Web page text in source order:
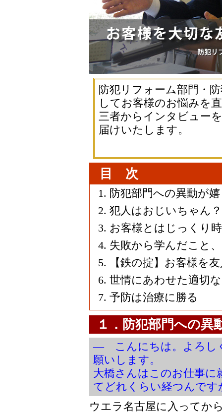
防犯リフォーム部門・
してお客様のお悩みを
三者からインタビュー
届けいたします。
目 次
防犯部門への異動が
犯人はおじいちゃん
お客様とはじっくり
失敗から学んだこと
【鉄の掟】お客様を
世情にあわせた適切
予防は治療に勝る
１．防犯部門への異
― こんにちは。よろし
願いします。
大橋さんはこのお仕事に
てどれくらい経つんです
ウエラ名古屋に入ってか